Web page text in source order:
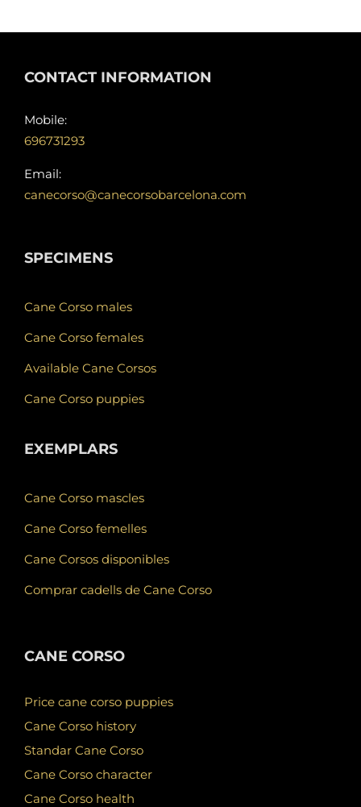
CONTACT INFORMATION
Mobile:
696731293
Email:
canecorso@canecorsobarcelona.com
SPECIMENS
Cane Corso males
Cane Corso females
Available Cane Corsos
Cane Corso puppies
EXEMPLARS
Cane Corso mascles
Cane Corso femelles
Cane Corsos disponibles
Comprar cadells de Cane Corso
CANE CORSO
Price cane corso puppies
Cane Corso history
Standar Cane Corso
Cane Corso character
Cane Corso health